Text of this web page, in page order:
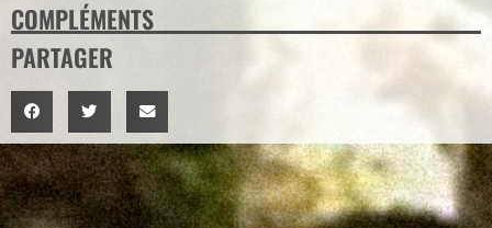
COMPLÉMENTS
PARTAGER